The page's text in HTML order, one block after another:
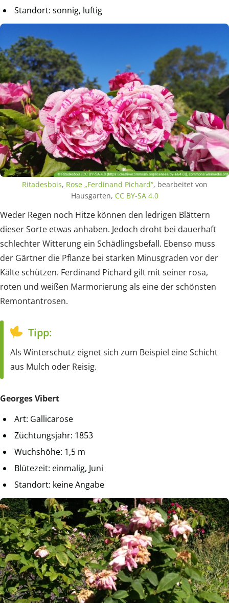
Standort: sonnig, luftig
Ritadesbois, Rose „Ferdinand Pichard“, bearbeitet von
Hausgarten, CC BY-SA 4.0
Weder Regen noch Hitze können den ledrigen Blättern
dieser Sorte etwas anhaben. Jedoch droht bei dauerhaft
schlechter Witterung ein Schädlingsbefall. Ebenso muss
der Gärtner die Pflanze bei starken Minusgraden vor der
Kälte schützen. Ferdinand Pichard gilt mit seiner rosa,
roten und weißen Marmorierung als eine der schönsten
Remontantrosen.
Tipp:
Als Winterschutz eignet sich zum Beispiel eine Schicht
aus Mulch oder Reisig.
Georges Vibert
Art: Gallicarose
Züchtungsjahr: 1853
Wuchshöhe: 1,5 m
Blütezeit: einmalig, Juni
Standort: keine Angabe